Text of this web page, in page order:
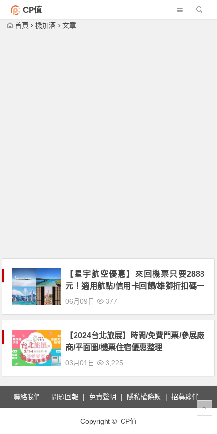
CP值
首頁 機加酒 文章
【星宇航空優惠】來回機票只要2888
元！適用航點/信用卡回饋/雄獅折扣碼一
次看
06月09日 377
【2024台北旅展】時間/免費門票/參展廠
商/平面圖/機票住宿優惠整理
03月01日 3,225
聯絡我們 問題回報 免責聲明 隱私權條款 招募夥伴
Copyright © CP值